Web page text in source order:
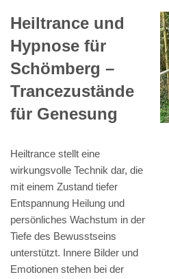
Heiltrance und
Hypnose für
Schömberg –
Trancezustände
für Genesung
Heiltrance stellt eine
wirkungsvolle Technik dar, die
mit einem Zustand tiefer
Entspannung Heilung und
persönliches Wachstum in der
Tiefe des Bewusstseins
unterstützt. Innere Bilder und
Emotionen stehen bei der